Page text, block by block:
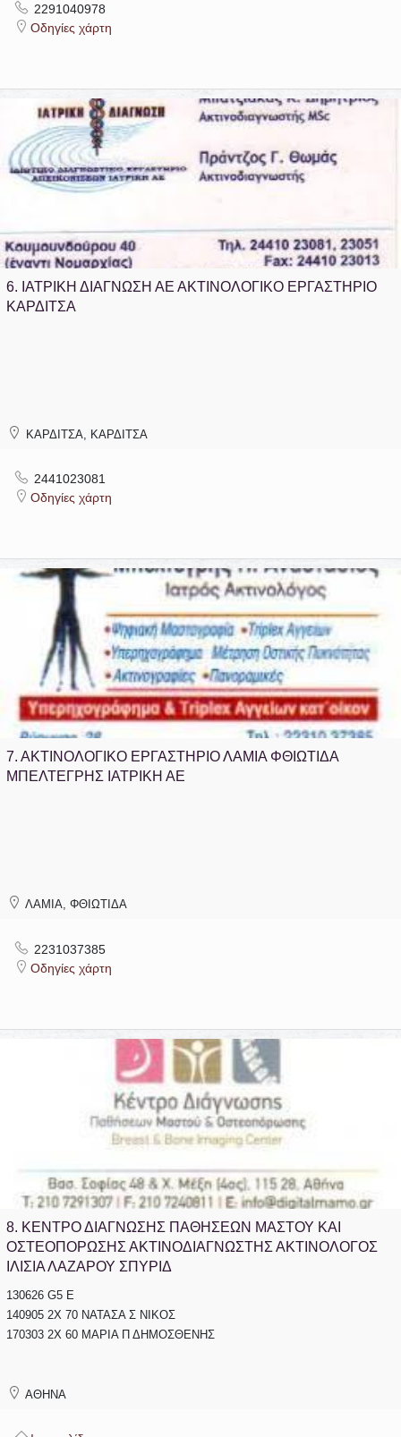
2291040978
Οδηγίες χάρτη
6. ΙΑΤΡΙΚΗ ΔΙΑΓΝΩΣΗ ΑΕ ΑΚΤΙΝΟΛΟΓΙΚΟ ΕΡΓΑΣΤΗΡΙΟ
ΚΑΡΔΙΤΣΑ
ΚΑΡΔΙΤΣΑ, ΚΑΡΔΙΤΣΑ
2441023081
Οδηγίες χάρτη
7. ΑΚΤΙΝΟΛΟΓΙΚΟ ΕΡΓΑΣΤΗΡΙΟ ΛΑΜΙΑ ΦΘΙΩΤΙΔΑ
ΜΠΕΛΤΕΓΡΗΣ ΙΑΤΡΙΚΗ ΑΕ
ΛΑΜΙΑ, ΦΘΙΩΤΙΔΑ
2231037385
Οδηγίες χάρτη
8. ΚΕΝΤΡΟ ΔΙΑΓΝΩΣΗΣ ΠΑΘΗΣΕΩΝ ΜΑΣΤΟΥ ΚΑΙ
ΟΣΤΕΟΠΟΡΩΣΗΣ ΑΚΤΙΝΟΔΙΑΓΝΩΣΤΗΣ ΑΚΤΙΝΟΛΟΓΟΣ
ΙΛΙΣΙΑ ΛΑΖΑΡΟΥ ΣΠΥΡΙΔ
130626 G5 E
140905 2Χ 70 ΝΑΤΑΣΑ Σ ΝΙΚΟΣ
170303 2Χ 60 ΜΑΡΙΑ Π ΔΗΜΟΣΘΕΝΗΣ
ΑΘΗΝΑ